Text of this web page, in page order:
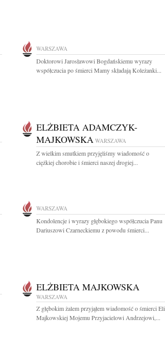
WARSZAWA
Doktorowi Jarosławowi Bogdańskiemu wyrazy
współczucia po śmierci Mamy składają Koleżanki...
ELŻBIETA ADAMCZYK-
MAJKOWSKA WARSZAWA
Z wielkim smutkiem przyjęliśmy wiadomość o
ciężkiej chorobie i śmierci naszej drogiej...
WARSZAWA
Kondolencje i wyrazy głębokiego współczucia Panu
Dariuszowi Czarneckiemu z powodu śmierci...
ELŻBIETA MAJKOWSKA
WARSZAWA
Z głębokim żalem przyjąłem wiadomość o śmierci Eli
Majkowskiej Mojemu Przyjacielowi Andrzejowi,...